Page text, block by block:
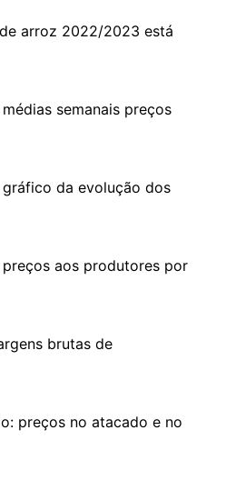
arroz 2022/2023 está
semanais preços
da evolução dos
aos produtores por
brutas de
preços no atacado e no